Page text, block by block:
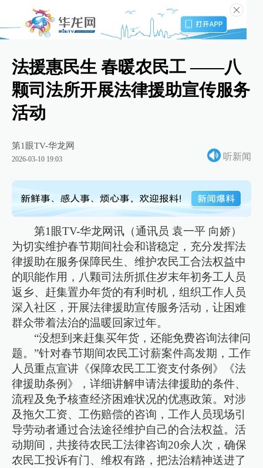
法援惠民生 春暖农民工 ——八
颗司法所开展法律援助宣传服务
活动
第1眼TV-华龙网
2026-03-10 19:03 听新闻
第1眼TV-华龙网讯（通讯员 袁一平 向娇）
为切实维护春节期间社会和谐稳定，充分发挥法
律援助在服务保障民生、维护农民工合法权益中
的职能作用，八颗司法所抓住岁末年初务工人员
返乡、赶集置办年货的有利时机，组织工作人员
深入社区，开展法律援助宣传服务活动，让困难
群众带着法治的温暖回家过年。
“没想到来赶集买年货，还能免费咨询法律问
题。”针对春节期间农民工讨薪案件高发期，工作
人员重点宣讲《保障农民工工资支付条例》《法
律援助条例》，详细讲解申请法律援助的条件、
流程及免予核查经济困难状况的优惠政策。对涉
及拖欠工资、工伤赔偿的咨询，工作人员现场引
导劳动者通过合法途径维护自己的合法权益。活
动期间，共接待农民工法律咨询20余人次，确保
农民工投诉有门、维权有路，把法治精神送进了